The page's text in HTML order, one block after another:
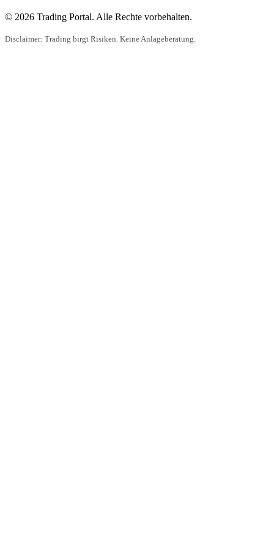
© 2026 Trading Portal. Alle Rechte vorbehalten.
Disclaimer: Trading birgt Risiken. Keine Anlageberatung.